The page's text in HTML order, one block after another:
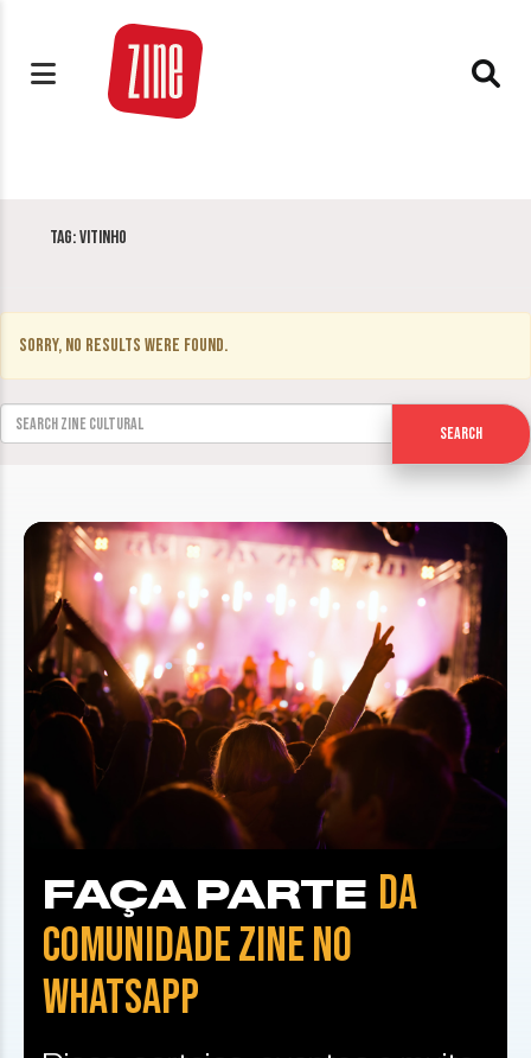
Tag:Vitinho
Sorry, no results were found.
Search for:
Search
FAÇA PARTE DA
COMUNIDADE ZINE NO
WHATSAPP